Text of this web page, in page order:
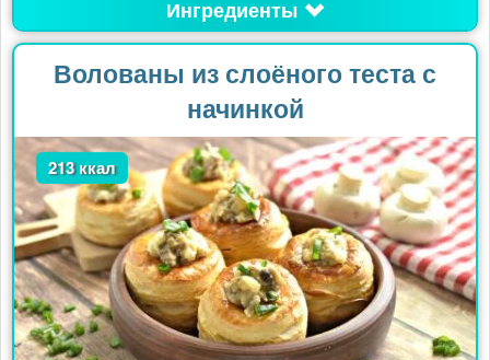
Ингредиенты
Волованы из слоёного теста с
начинкой
213 ккал